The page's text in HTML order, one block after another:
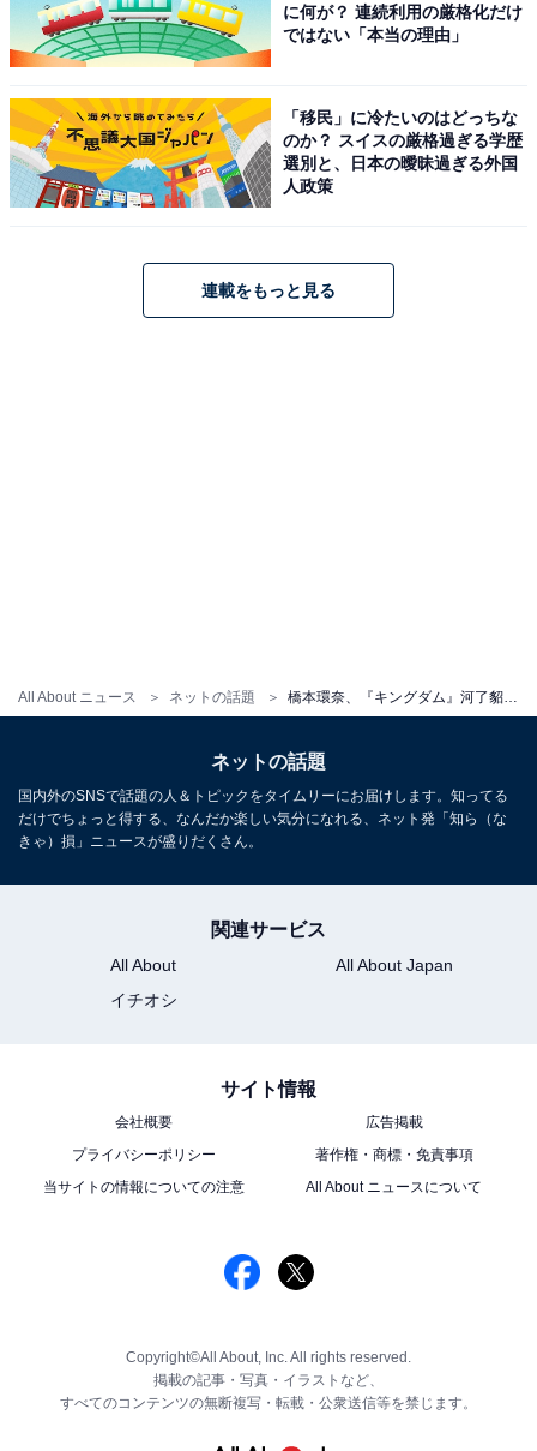
All About ニュース ネットの話題
に何が？ 連続利用の厳格化だけ
ではない「本当の理由」
「移民」に冷たいのはどっちな
のか？ スイスの厳格過ぎる学歴
選別と、日本の曖昧過ぎる外国
人政策
連載をもっと見る
ネットの話題
国内外のSNSで話題の人＆トピックをタイムリーにお届けします。知ってる
だけでちょっと得する、なんだか楽しい気分になれる、ネット発「知ら（な
きゃ）損」ニュースが盛りだくさん。
関連サービス
All About
All About Japan
イチオシ
サイト情報
会社概要
広告掲載
プライバシーポリシー
著作権・商標・免責事項
当サイトの情報についての注意
All About ニュースについて
Copyright©All About, Inc. All rights reserved.
掲載の記事・写真・イラストなど、
すべてのコンテンツの無断複写・転載・公衆送信等を禁じます。